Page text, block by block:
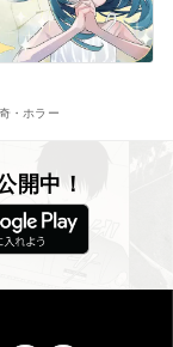
・ホラー
開中！